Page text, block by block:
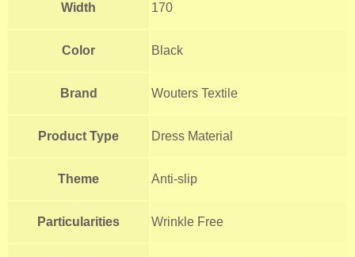
Width 170
Color Black
Brand Wouters Textile
Product Type Dress Material
Theme Anti-slip
Particularities Wrinkle Free